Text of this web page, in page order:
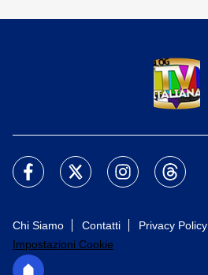
Chi Siamo Contatti Privacy Policy
Impostazioni Cookie